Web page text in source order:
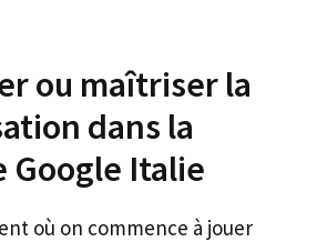
ou maîtriser la
dans la
Google Italie
où on commence à jouer